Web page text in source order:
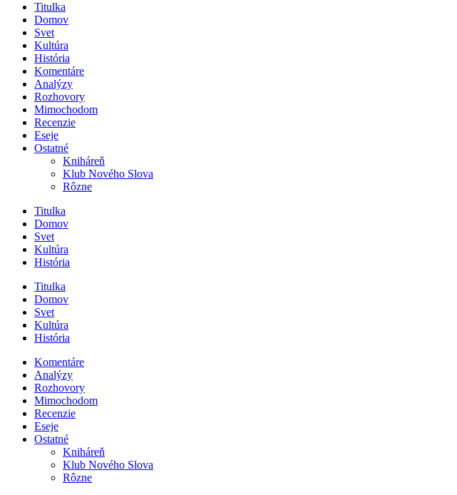
Titulka
Domov
Svet
Kultúra
História
Komentáre
Analýzy
Rozhovory
Mimochodom
Recenzie
Eseje
Ostatné
Kniháreň
Klub Nového Slova
Rôzne
Titulka
Domov
Svet
Kultúra
História
Titulka
Domov
Svet
Kultúra
História
Komentáre
Analýzy
Rozhovory
Mimochodom
Recenzie
Eseje
Ostatné
Kniháreň
Klub Nového Slova
Rôzne